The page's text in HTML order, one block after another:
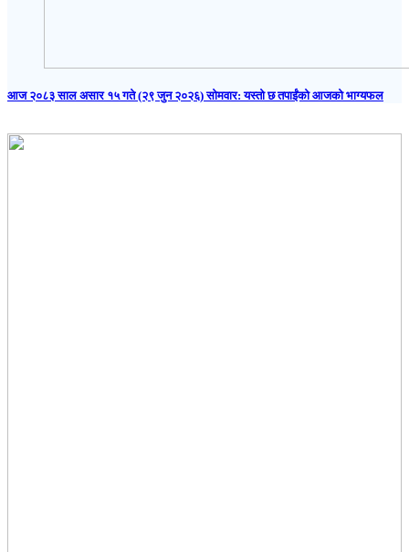
आज २०८३ साल असार १५ गते (२९ जुन २०२६) साेमवार: यस्तो छ तपाईंको आजको भाग्यफल